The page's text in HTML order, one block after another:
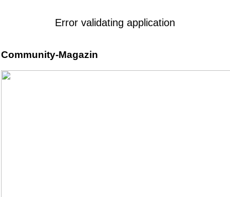
Error validating application
Community-Magazin